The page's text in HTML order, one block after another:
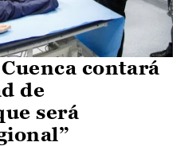
contará
de
será